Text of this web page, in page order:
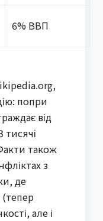
6% ВВП
попри
від
тисячі
також
з
де
(тепер
але і